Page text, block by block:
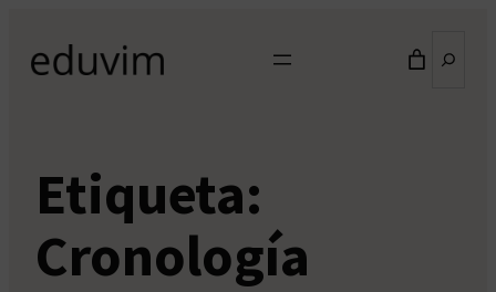
contenido
Etiqueta:
Cronología